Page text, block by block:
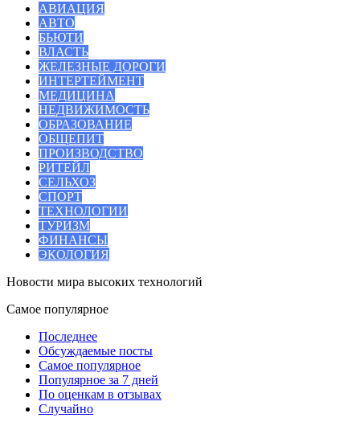
АВИАЦИЯ
АВТО
БЬЮТИ
ВЛАСТЬ
ЖЕЛЕЗНЫЕ ДОРОГИ
ИНТЕРТЕЙМЕНТ
МЕДИЦИНА
НЕДВИЖИМОСТЬ
ОБРАЗОВАНИЕ
ОБЩЕПИТ
ПРОИЗВОДСТВО
РИТЕЙЛ
СЕЛЬХОЗ
СПОРТ
ТЕХНОЛОГИИ
ТУРИЗМ
ФИНАНСЫ
ЭКОЛОГИЯ
Новости мира высоких технологий
Самое популярное
Последнее
Обсуждаемые посты
Самое популярное
Популярное за 7 дней
По оценкам в отзывах
Случайно